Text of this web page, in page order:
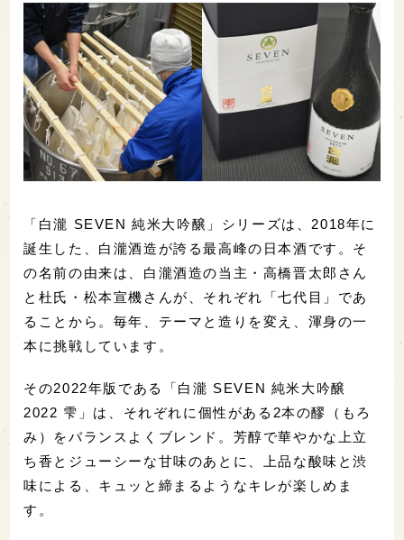
「白瀧 SEVEN 純米大吟醸」シリーズは、2018年に
誕生した、白瀧酒造が誇る最高峰の日本酒です。そ
の名前の由来は、白瀧酒造の当主・高橋晋太郎さん
と杜氏・松本宣機さんが、それぞれ「七代目」であ
ることから。毎年、テーマと造りを変え、渾身の一
本に挑戦しています。
その2022年版である「白瀧 SEVEN 純米大吟醸
2022 雫」は、それぞれに個性がある2本の醪（もろ
み）をバランスよくブレンド。芳醇で華やかな上立
ち香とジューシーな甘味のあとに、上品な酸味と渋
味による、キュッと締まるようなキレが楽しめま
す。